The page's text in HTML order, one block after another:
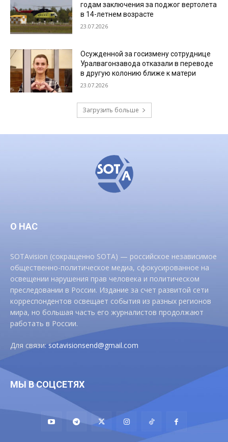
годам заключения за поджог вертолета
в 14-летнем возрасте
23.07.2026
Осужденной за госизмену сотруднице
Уралвагонзавода отказали в переводе
в другую колонию ближе к матери
23.07.2026
Загрузить больше
О НАС
SOTAvision (сокращенно SOTA) — российское независимое
общественно-политическое медиа, сфокусированное на
освещении нарушения прав человека и политическом
преследовании в России. Издание за счет развитой сети
корреспондентов освещает события из разных регионов
мира, но большая часть его журналистов продолжают
работать в России.
Для связи:sotavisionsend@gmail.com
МЫ В СОЦСЕТЯХ